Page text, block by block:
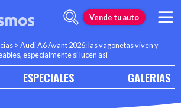
Vende tu auto
>Audi A6 Avant 2026: las vagonetas viven y
especialmente si lucen así
ESPECIALES GALERIAS